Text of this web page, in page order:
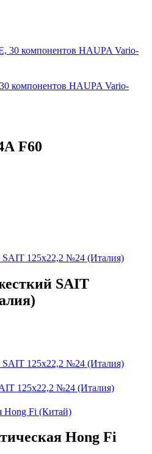
компонентов HAUPA Vario-
F60
SAIT
125х22,2 №24 (Италия)
Hong Fi